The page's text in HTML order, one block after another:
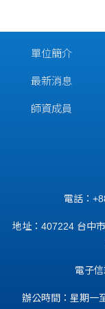
單位簡介
最新消息
師資成員
電話：
地址：407224 台中
電子信
辦公時間：星期一